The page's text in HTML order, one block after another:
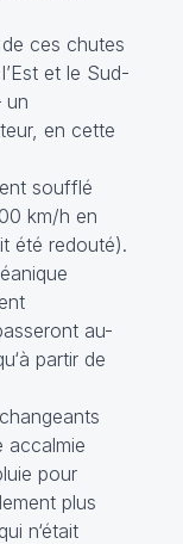
ces chutes
et le Sud-
un
en cette
soufflé
km/h en
été redouté).
au-
partir de
accalmie
pour
plus
n‘était